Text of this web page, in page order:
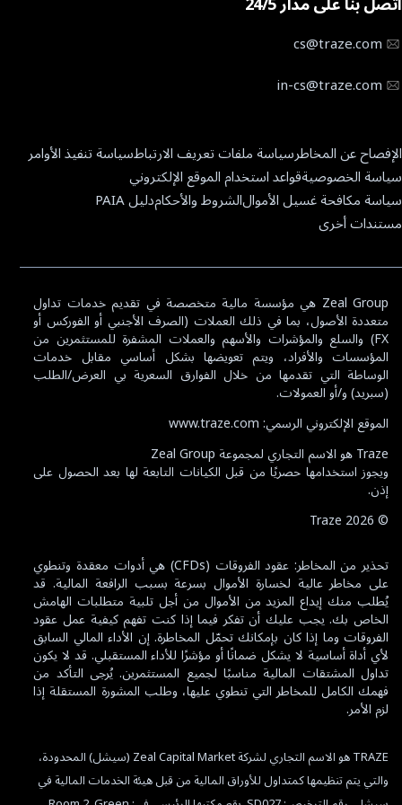
خدمات مدير الحسابات المتعددة
أخبار الشركات
cs@traze.com
in-cs@traze.com
الإفصاح عن المخاطرسياسة ملفات تعريف الارتباطسياسة تنفيذ الأوامر
سياسة الخصوصيةقواعد استخدام الموقع الإلكتروني
سياسة مكافحة غسيل الأموالالشروط والأحكامدليل PAIA
مستندات أخرى
Zeal Group هي مؤسسة مالية متخصصة في تقديم خدمات تداول
متعددة الأصول، بما في ذلك العملات (الصرف الأجنبي أو الفوركس أو
FX) والسلع والمؤشرات والأسهم والعملات المشفرة للمستثمرين من
المؤسسات والأفراد، ويتم تعويضها بشكل أساسي مقابل خدمات
الوساطة التي تقدمها من خلال الفوارق السعرية بي العرض/الطلب
(سبريد) و/أو العمولات.
الموقع الإلكتروني الرسمي: www.traze.com
Traze هو الاسم التجاري لمجموعة Zeal Group
ويجوز استخدامها حصريًا من قبل الكيانات التابعة لها بعد الحصول على
إذن.
©
2026
تحذير من المخاطر: عقود الفروقات (CFDs) هي أدوات معقدة وتنطوي
على مخاطر عالية لخسارة الأموال بسرعة بسبب الرافعة المالية. قد
يُطلب منك إيداع المزيد من الأموال من أجل تلبية متطلبات الهامش
الخاص بك. يجب عليك أن تفكر فيما إذا كنت تفهم كيفية عمل عقود
الفروقات وما إذا كان بإمكانك تحمّل المخاطرة. إن الأداء المالي السابق
لأي أداة أساسية لا يشكل ضمانًا أو مؤشرًا للأداء المستقبلي. قد لا يكون
تداول المشتقات المالية مناسبًا لجميع المستثمرين. يُرجى التأكد من
فهمك الكامل للمخاطر التي تنطوي عليها، وطلب المشورة المستقلة إذا
لزم الأمر.
TRAZE هو الاسم التجاري لشركة Zeal Capital Market (سيشل) المحدودة،
والتي يتم تنظيمها كمتداول للأوراق المالية من قبل هيئة الخدمات المالية في
العربية English
Español